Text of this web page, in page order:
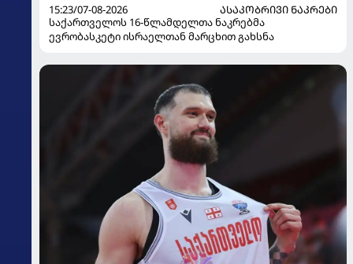
15:23/07-08-2026
ᲐᲡᲐᲙᲝᲑᲠᲘᲕᲘ ᲜᲐᲙᲠᲔᲑᲘ
საქართველოს 16-წლამდელთა ნაკრებმა
ევრობასკეტი ისრაელთან მარცხით გახსნა